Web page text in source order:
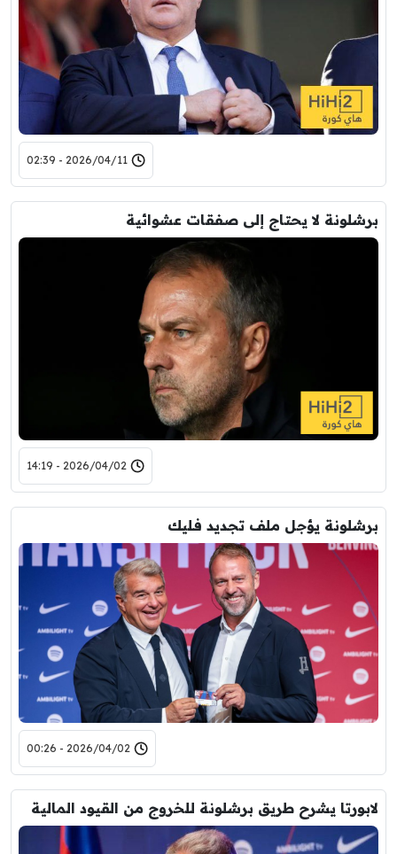
2026/04/11 - 02:39
برشلونة لا يحتاج إلى صفقات عشوائية
2026/04/02 - 14:19
برشلونة يؤجل ملف تجديد فليك
2026/04/02 - 00:26
لابورتا يشرح طريق برشلونة للخروج من القيود المالية